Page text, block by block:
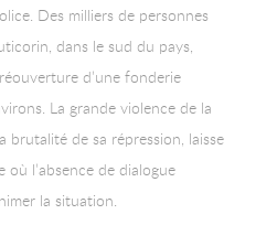
Des milliers de personnes
dans le sud du pays,
d’une fonderie
La grande violence de la
brutalité de sa répression, laisse
où l’absence de dialogue
la situation.